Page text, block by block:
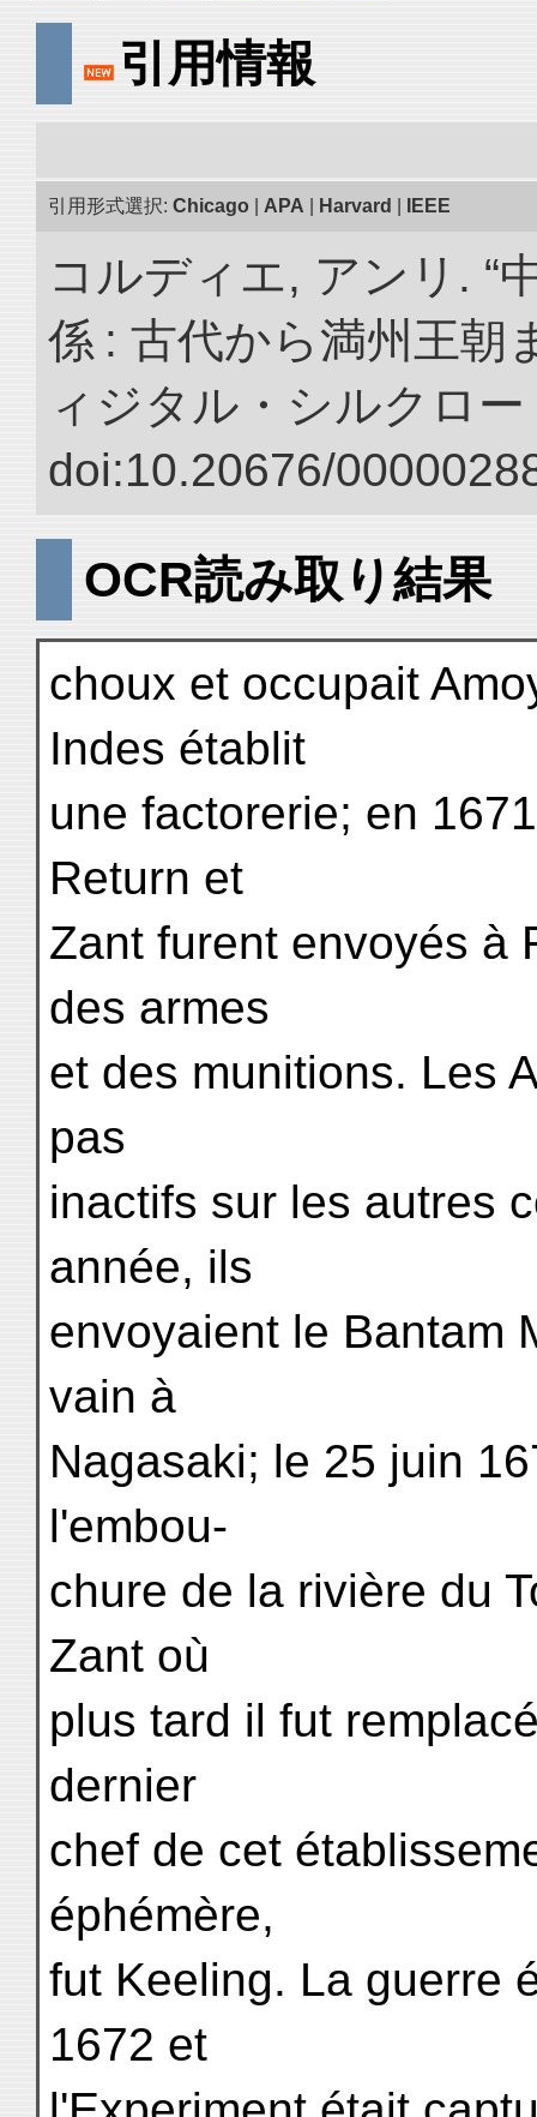
引用情報
引用形式選択: Chicago APA Harvard IEEE
コルディエ, アンリ. “
係 : 古代から満州王朝
ィジタル・シルクロ
doi:10.20676/
OCR読み取り結果
choux et occupait
Indes établit
une factorerie; en
Return et
Zant furent envoyés à
des armes
et des munitions. Les
pas
inactifs sur les autres
année, ils
envoyaient le Bantam
vain à
Nagasaki; le 25 juin
l'embou-
chure de la rivière du
Zant où
plus tard il fut
dernier
chef de cet
éphémère,
fut Keeling. La guerre
1672 et